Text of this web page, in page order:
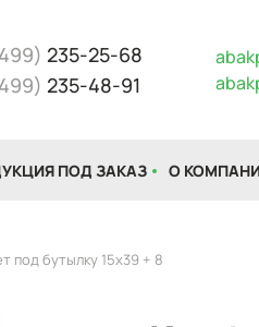
235-25-68
235-48-91
ПОД ЗАКАЗ О
под бутылку 15х39 + 8